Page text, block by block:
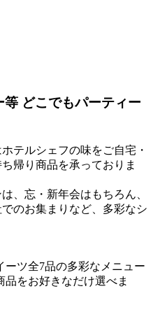
等 どこでもパーティー
テルシェフの味をご自宅・
帰り商品を承っておりま
、忘・新年会はもちろん、
のお集まりなど、多彩なシ
ーツ全7品の多彩なメニュー
品をお好きなだけ選べま